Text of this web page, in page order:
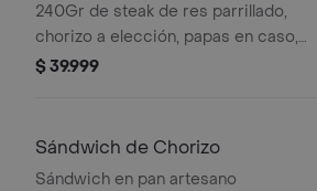
240Gr de steak de res parrillado,
chorizo a elección, papas en caso,
arepa de queso.
$ 39.999
Sándwich de Chorizo
Sándwich en pan artesano